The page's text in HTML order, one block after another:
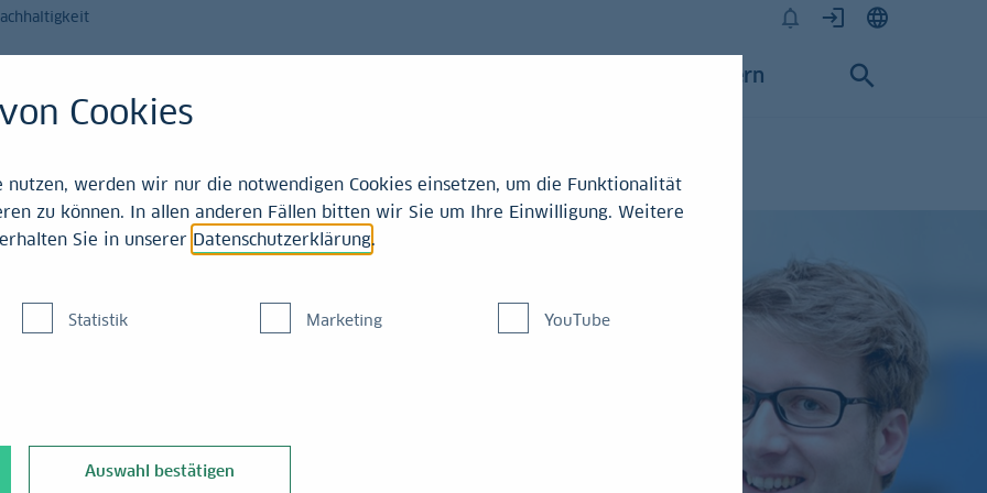
Konzern
für
global.
sagt, wie die
Cookies
nutzen, werden wir nur die notwendigen Cookies einsetzen, um die Funktionalität
zu können. In allen anderen Fällen bitten wir Sie um Ihre Einwilligung. Weitere
Sie in unserer Datenschutzerklärung.
Statistik Marketing YouTube
Auswahl bestätigen